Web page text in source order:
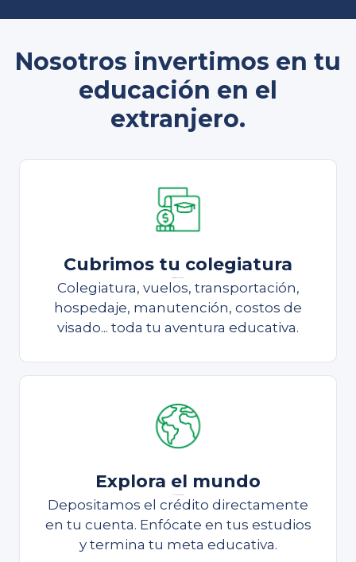
Nosotros invertimos en tu
educación en el
extranjero.
Cubrimos tu colegiatura
Colegiatura, vuelos, transportación,
hospedaje, manutención, costos de
visado... toda tu aventura educativa.
Explora el mundo
Depositamos el crédito directamente
en tu cuenta. Enfócate en tus estudios
y termina tu meta educativa.